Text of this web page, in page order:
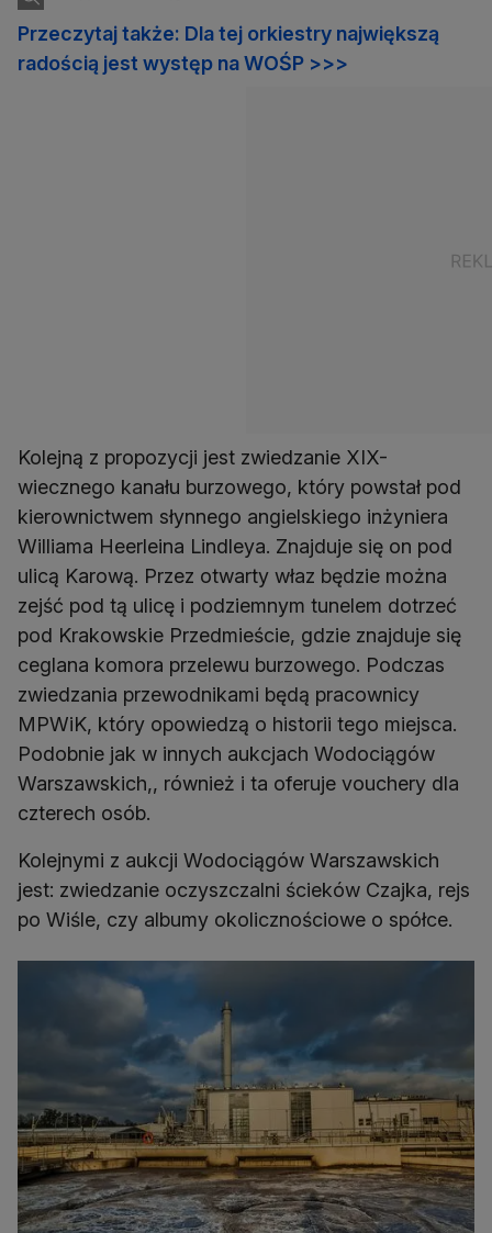
Przeczytaj także: Dla tej orkiestry największą
radością jest występ na WOŚP >>>
Kolejną z propozycji jest zwiedzanie XIX-
wiecznego kanału burzowego, który powstał pod
kierownictwem słynnego angielskiego inżyniera
Williama Heerleina Lindleya. Znajduje się on pod
ulicą Karową. Przez otwarty właz będzie można
zejść pod tą ulicę i podziemnym tunelem dotrzeć
pod Krakowskie Przedmieście, gdzie znajduje się
ceglana komora przelewu burzowego. Podczas
zwiedzania przewodnikami będą pracownicy
MPWiK, który opowiedzą o historii tego miejsca.
Podobnie jak w innych aukcjach Wodociągów
Warszawskich,, również i ta oferuje vouchery dla
czterech osób.
Kolejnymi z aukcji Wodociągów Warszawskich
jest: zwiedzanie oczyszczalni ścieków Czajka, rejs
po Wiśle, czy albumy okolicznościowe o spółce.